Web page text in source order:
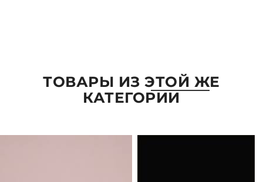
ТОВАРЫ ИЗ ЭТОЙ ЖЕ
КАТЕГОРИИ